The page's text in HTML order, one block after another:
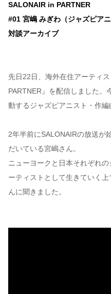
SALONAIR in PARTNER
#01 宮嶋 みぎわ（ジャズピアニ
対談アーカイブ
先日22日、海外在住アーティ
PARTNER』を配信しました。
動するジャズピアニスト・作編
2年半前にSALONAIRの放送が
だいている宮嶋さん。
ニューヨークと日本それぞれ
ーティストとして生きていく
んに聞きました。